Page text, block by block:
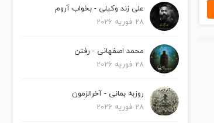
علی زند وکیلی - بخواب آروم
28 فوریه 2026
محمد اصفهانی - رفتن
28 فوریه 2026
روزبه بمانی - آخرالزمون
28 فوریه 2026